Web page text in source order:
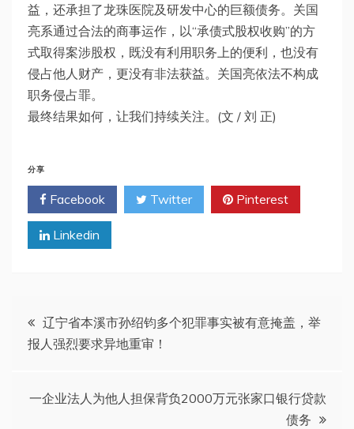
益，还承担了龙珠医院及研发中心的巨额债务。关国
亮系通过合法的商事运作，以“承债式股权收购”的方
式取得案涉股权，既没有利用职务上的便利，也没有
侵占他人财产，更没有非法获益。关国亮依法不构成
职务侵占罪。
最终结果如何，让我们持续关注。(文 / 刘 正)
分享
Facebook Twitter Pinterest
Linkedin
文
章
导
辽宁省本溪市孙绍钧多个犯罪事实被有意掩盖，举
报人强烈要求异地重审！
一企业法人为他人担保背负2000万元张家口银行贷款
债务